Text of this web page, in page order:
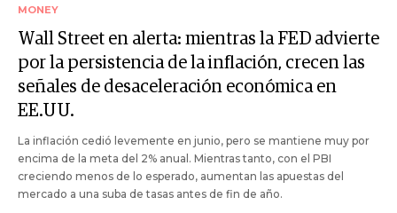
MONEY
Wall Street en alerta: mientras la FED advierte
por la persistencia de la inflación, crecen las
señales de desaceleración económica en
EE.UU.
La inflación cedió levemente en junio, pero se mantiene muy por
encima de la meta del 2% anual. Mientras tanto, con el PBI
creciendo menos de lo esperado, aumentan las apuestas del
mercado a una suba de tasas antes de fin de año.